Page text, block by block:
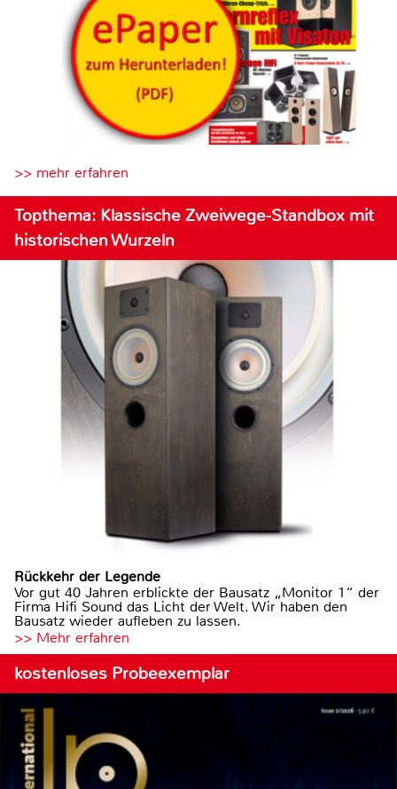
>> mehr erfahren
Topthema: Klassische Zweiwege-Standbox mit
historischen Wurzeln
Rückkehr der Legende
Vor gut 40 Jahren erblickte der Bausatz „Monitor 1“ der
Firma Hifi Sound das Licht der Welt. Wir haben den
Bausatz wieder aufleben zu lassen.
>> Mehr erfahren
kostenloses Probeexemplar